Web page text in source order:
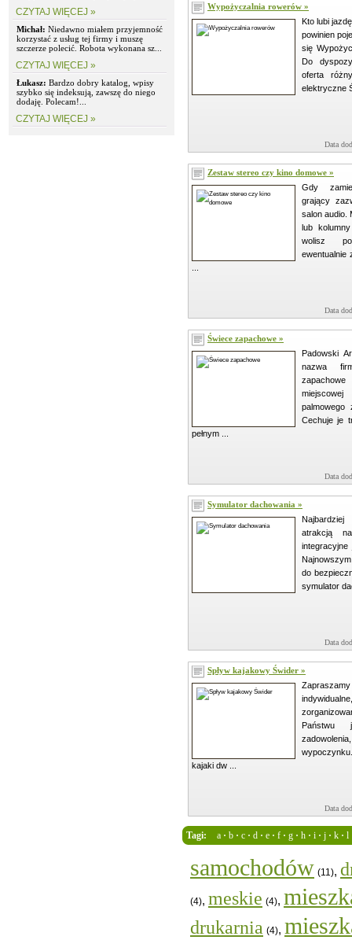
CZYTAJ WIĘCEJ »
Michał: Niedawno miałem przyjemność
korzystać z usług tej firmy i muszę
szczerze polecić. Robota wykonana sz...
CZYTAJ WIĘCEJ »
Łukasz: Bardzo dobry katalog, wpisy
szybko się indeksują, zawszę do niego
dodaję. Polecam!...
CZYTAJ WIĘCEJ »
Wypożyczalnia rowerów »
Kto lubi
powinien
się
Do
oferta
elektryczne
Data
Zestaw stereo czy kino domowe »
Gdy
grający
salon audio.
lub
wolisz
ewentualnie
Data
Świece zapachowe »
Padowski
nazwa
palmowego
Cechuje je
pełnym ...
Data
Symulator dachowania »
atrakcją
integracyjne
do
symulator
Data
Spływ kajakowy Świder »
Państwu
kajaki dw ...
Data
Tagi: a · b · c · d · e · f · g · h · i · j · k · l
samochodów (11),
(4), meskie (4),
drukarnia (4),